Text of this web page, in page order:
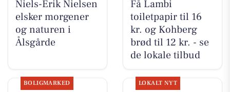
Niels-Erik Nielsen
elsker morgener
og naturen i
Ålsgårde
Få Lambi
toiletpapir til 16
kr. og Kohberg
brød til 12 kr. - se
de lokale tilbud
BOLIGMARKED LOKALT NYT